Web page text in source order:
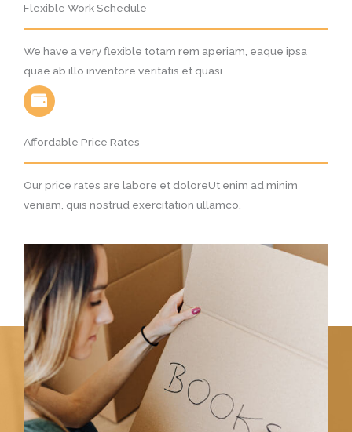
Flexible Work Schedule
We have a very flexible totam rem aperiam, eaque ipsa
quae ab illo inventore veritatis et quasi.
Affordable Price Rates
Our price rates are labore et doloreUt enim ad minim
veniam, quis nostrud exercitation ullamco.